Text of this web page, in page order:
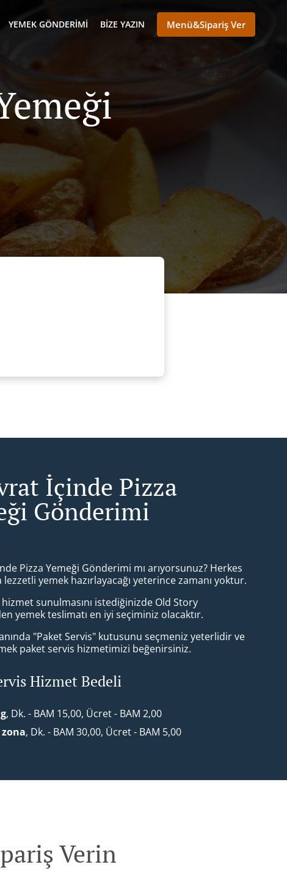
YEMEK GÖNDERIMI BIZE YAZIN Menü&Sipariş Ver
İçinde Pizza
Gönderimi
Pizza Yemeği Gönderimi mı arıyorsunuz? Herkes
lezzetli yemek hazırlayacağı yeterince zamanı yoktur.
sunulmasını istediğinizde Old Story
yemek teslimatı en iyi seçiminiz olacaktır.
"Paket Servis" kutusunu seçmeniz yeterlidir ve
paket servis hizmetimizi beğenirsiniz.
Hizmet Bedeli
, Dk. - BAM 15,00, Ücret - BAM 2,00
, Dk. - BAM 30,00, Ücret - BAM 5,00
Verin